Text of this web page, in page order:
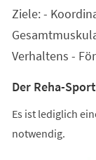
neuen
Ziele: -
Verhaltens -
Der Reha-
Es ist lediglich
notwendig.